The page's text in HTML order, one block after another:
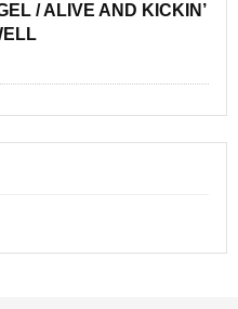
/ ALIVE AND KICKIN’